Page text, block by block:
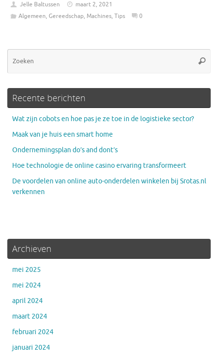
Jelle Baltussen
maart 2, 2021
Algemeen, Gereedschap, Machines, Tips 0
Recente berichten
Wat zijn cobots en hoe pas je ze toe in de logistieke sector?
Maak van je huis een smart home
Ondernemingsplan do’s and dont’s
Hoe technologie de online casino ervaring transformeert
De voordelen van online auto-onderdelen winkelen bij Srotas.nl
verkennen
Archieven
mei 2025
mei 2024
april 2024
maart 2024
februari 2024
januari 2024